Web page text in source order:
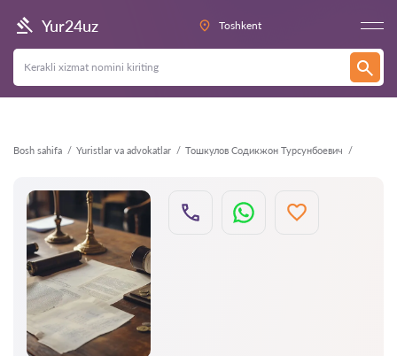
Yur24uz Toshkent
Bosh sahifa Yuristlar va advokatlar Тошкулов Содикжон Турсунбоевич
Orqaga